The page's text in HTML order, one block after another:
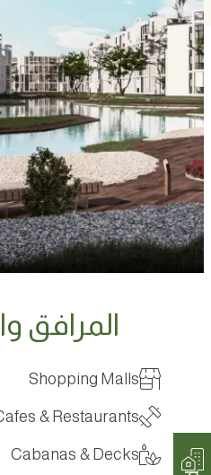
المرافق
Shopping Malls
& Restaurants
Cabanas & Decks